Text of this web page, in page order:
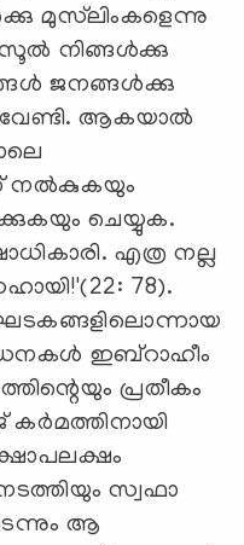
മുസ്‌ലിംകളെന്നു
നിങ്ങള്‍ക്കു
ജനങ്ങള്‍ക്കു
വേണ്ടി. ആകയാല്‍
നല്‍കുകയും
ചെയ്യുക.
എത്ര നല്ല
78).
ഇബ്‌റാഹീം
പ്രതീകം
സ്വഫാ
ആ